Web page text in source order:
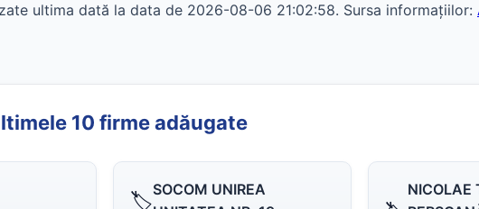
ultima dată la data de 2026-08-06 21:02:58. Sursa informațiilor:
10 firme adăugate
🏷️SOCOM UNIREA
NICOLAE